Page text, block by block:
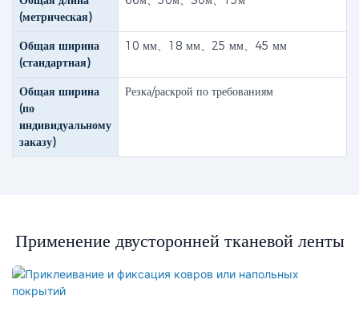
(метрическая)
Общая ширина
(стандартная)
10 мм、18 мм、25 мм、45 мм
Общая ширина
(по
индивидуальному
заказу)
Резка/раскрой по требованиям
Применение двусторонней тканевой ленты